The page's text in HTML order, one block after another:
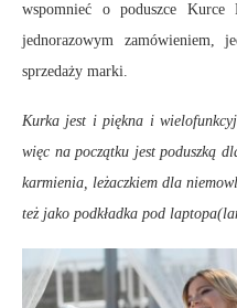
wspomnieć o poduszce Kurce
jednorazowym zamówieniem,
sprzedaży marki.
Kurka jest i piękna i
więc na początku jest poduszką
karmienia, leżaczkiem dla
też jako podkładka pod